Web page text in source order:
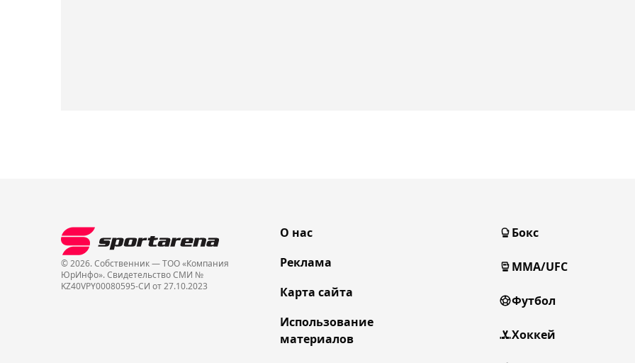
© 2026. Собственник — ТОО «Компания
ЮрИнфо». Cвидетельство СМИ №
KZ40VPY00080595-СИ от 27.10.2023
О нас
Реклама
Карта сайта
Использование
материалов
Бокс
MMA/UFC
Футбол
Хоккей